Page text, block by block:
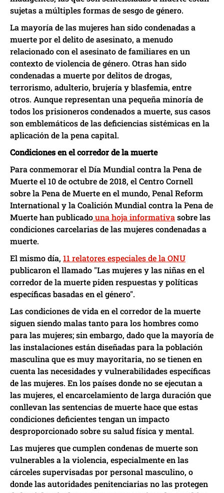
sujetas a múltiples formas de sesgo de género.
La mayoría de las mujeres han sido condenadas a
muerte por el delito de asesinato, a menudo
relacionado con el asesinato de familiares en un
contexto de violencia de género. Otras han sido
condenadas a muerte por delitos de drogas,
terrorismo, adulterio, brujería y blasfemia, entre
otros. Aunque representan una pequeña minoría de
todos los prisioneros condenados a muerte, sus casos
son emblemáticos de las deficiencias sistémicas en la
aplicación de la pena capital.
Condiciones en el corredor de la muerte
Para conmemorar el Día Mundial contra la Pena de
Muerte el 10 de octubre de 2018, el Centro Cornell
sobre la Pena de Muerte en el mundo, Penal Reform
International y la Coalición Mundial contra la Pena de
Muerte han publicadouna hoja informativasobre las
condiciones carcelarias de las mujeres condenadas a
muerte.
El mismo día, 11 relatores especiales de la ONU
publicaron el llamado "Las mujeres y las niñas en el
corredor de la muerte piden respuestas y políticas
específicas basadas en el género".
Las condiciones de vida en el corredor de la muerte
siguen siendo malas tanto para los hombres como
para las mujeres; sin embargo, dado que la mayoría de
las instalaciones están diseñadas para la población
masculina que es muy mayoritaria, no se tienen en
cuenta las necesidades y vulnerabilidades específicas
de las mujeres. En los países donde no se ejecutan a
las mujeres, el encarcelamiento de larga duración que
conllevan las sentencias de muerte hace que estas
condiciones deficientes tengan un impacto
desproporcionado sobre su salud física y mental.
Las mujeres que cumplen condenas de muerte son
vulnerables a la violencia, especialmente en las
cárceles supervisadas por personal masculino, o
donde las autoridades penitenciarias no las protegen